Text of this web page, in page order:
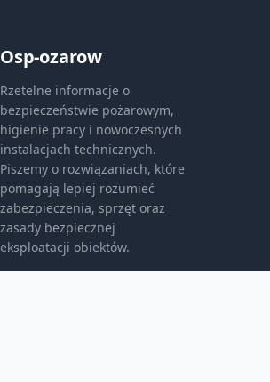
Osp-ozarow
Rzetelne informacje o
bezpieczeństwie pożarowym,
higienie pracy i nowoczesnych
instalacjach technicznych.
Piszemy o rozwiązaniach, które
pomagają lepiej rozumieć
zabezpieczenia, sprzęt oraz
zasady bezpiecznej
eksploatacji obiektów.